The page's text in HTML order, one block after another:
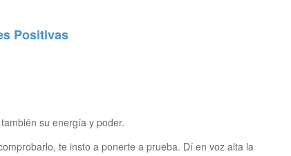
Positivas
su energía y poder.
te insto a ponerte a prueba. Dí en voz alta la